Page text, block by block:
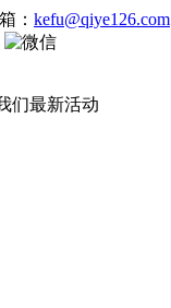
： kefu@qiye126.com
们最新活动